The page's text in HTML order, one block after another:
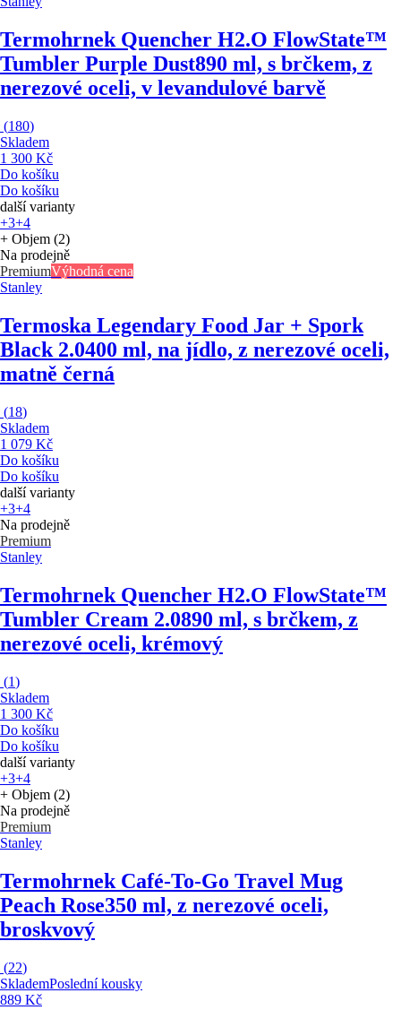
Termohrnek Quencher H2.O FlowState™
Tumbler Purple Dust890 ml, s brčkem, z
nerezové oceli, v levandulové barvě
(180)
Skladem
1 300 Kč
Do košíku
Do košíku
další varianty
+3+4
+ Objem (2)
Na prodejně
PremiumVýhodná cena
Stanley
Termoska Legendary Food Jar + Spork
Black 2.0400 ml, na jídlo, z nerezové oceli,
matně černá
(18)
Skladem
1 079 Kč
Do košíku
Do košíku
další varianty
+3+4
Na prodejně
Premium
Stanley
Termohrnek Quencher H2.O FlowState™
Tumbler Cream 2.0890 ml, s brčkem, z
nerezové oceli, krémový
(1)
Skladem
1 300 Kč
Do košíku
Do košíku
další varianty
+3+4
+ Objem (2)
Na prodejně
Premium
Stanley
Termohrnek Café-To-Go Travel Mug
Peach Rose350 ml, z nerezové oceli,
broskvový
(22)
SklademPoslední kousky
889 Kč